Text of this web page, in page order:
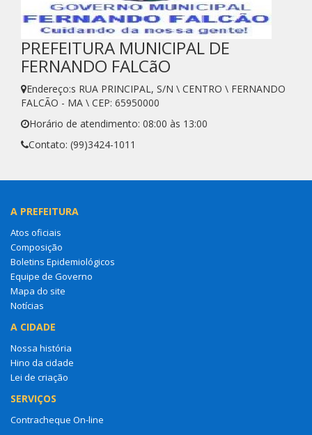
PREFEITURA MUNICIPAL DE
FERNANDO FALCãO
Endereço:s RUA PRINCIPAL, S/N \ CENTRO \ FERNANDO
FALCÃO - MA \ CEP: 65950000
Horário de atendimento: 08:00 às 13:00
Contato: (99)3424-1011
A PREFEITURA
Atos oficiais
Composição
Boletins Epidemiológicos
Equipe de Governo
Mapa do site
Notícias
A CIDADE
Nossa história
Hino da cidade
Lei de criação
SERVIÇOS
Contracheque On-line